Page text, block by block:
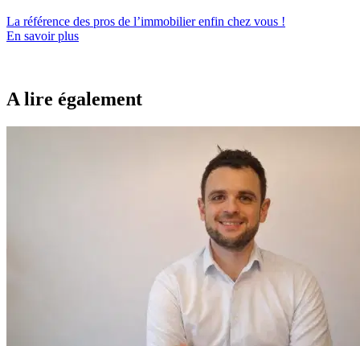
La référence des pros de l’immobilierenfin chez vous !
En savoir plus
A lire également